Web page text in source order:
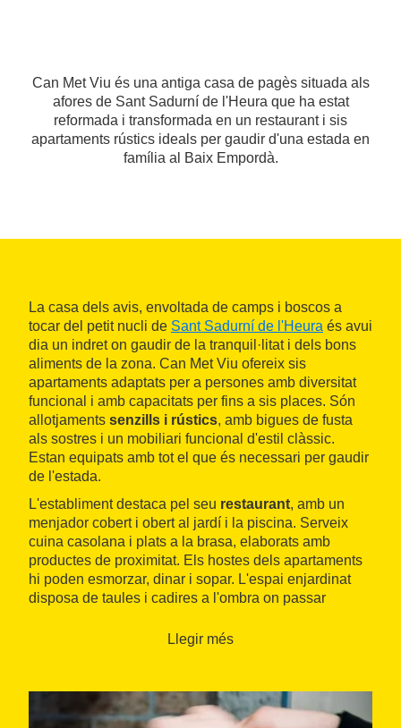
Can Met Viu és una antiga casa de pagès situada als
afores de Sant Sadurní de l'Heura que ha estat
reformada i transformada en un restaurant i sis
apartaments rústics ideals per gaudir d'una estada en
família al Baix Empordà.
La casa dels avis, envoltada de camps i boscos a
tocar del petit nucli de Sant Sadurní de l'Heura és avui
dia un indret on gaudir de la tranquil·litat i dels bons
aliments de la zona. Can Met Viu ofereix sis
apartaments adaptats per a persones amb diversitat
funcional i amb capacitats per fins a sis places. Són
allotjaments senzills i rústics, amb bigues de fusta
als sostres i un mobiliari funcional d'estil clàssic.
Estan equipats amb tot el que és necessari per gaudir
de l'estada.
L'establiment destaca pel seu restaurant, amb un
menjador cobert i obert al jardí i la piscina. Serveix
cuina casolana i plats a la brasa, elaborats amb
productes de proximitat. Els hostes dels apartaments
hi poden esmorzar, dinar i sopar. L'espai enjardinat
disposa de taules i cadires a l'ombra on passar
Can Met Viu està situat al peu de les
. També és recomanable visitar
la Bisbal
d'Empordà, a 5 minuts en cotxe, mentre que les
Llegir més